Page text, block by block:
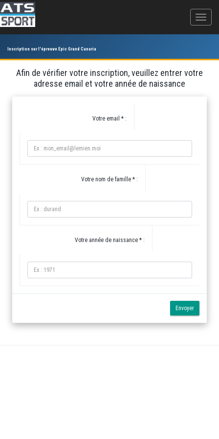
Inscription sur l'épreuve Epic Grand Canaria
Afin de vérifier votre inscription, veuillez entrer votre
adresse email et votre année de naissance
Votre email * :
Votre nom de famille * :
Votre année de naissance * :
Envoyer